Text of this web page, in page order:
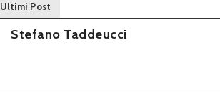
Ultimi Post
Stefano Taddeucci